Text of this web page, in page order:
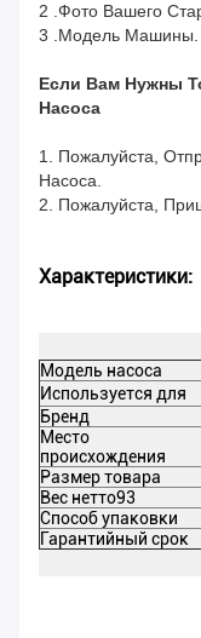
2 .Фото Вашего
3 .Модель Машины.
Если Вам Нужны
Насоса
1. Пожалуйста,
Насоса.
2. Пожалуйста,
Характеристики:
Модель насоса
Используется для
Бренд
Место
происхождения
Размер товара
Вес нетто93
Способ упаковки
Гарантийный срок